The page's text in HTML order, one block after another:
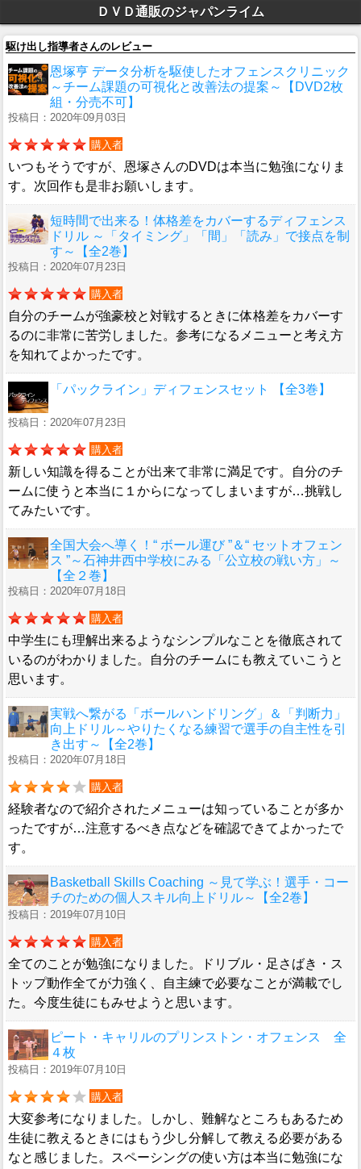
ＤＶＤ通販のジャパンライム
駆け出し指導者さんのレビュー
恩塚亨 データ分析を駆使したオフェンスクリニック
～チーム課題の可視化と改善法の提案～【DVD2枚
組・分売不可】
投稿日：2020年09月03日
購入者
いつもそうですが、恩塚さんのDVDは本当に勉強になりま
す。次回作も是非お願いします。
短時間で出来る！体格差をカバーするディフェンス
ドリル ～「タイミング」「間」「読み」で接点を制
す～【全2巻】
投稿日：2020年07月23日
購入者
自分のチームが強豪校と対戦するときに体格差をカバーす
るのに非常に苦労しました。参考になるメニューと考え方
を知れてよかったです。
「パックライン」ディフェンスセット 【全3巻】
投稿日：2020年07月23日
購入者
新しい知識を得ることが出来て非常に満足です。自分のチ
ームに使うと本当に１からになってしまいますが…挑戦し
てみたいです。
全国大会へ導く！“ ボール運び ”＆“ セットオフェン
ス ”～石神井西中学校にみる「公立校の戦い方」～
【全２巻】
投稿日：2020年07月18日
購入者
中学生にも理解出来るようなシンプルなことを徹底されて
いるのがわかりました。自分のチームにも教えていこうと
思います。
実戦へ繋がる「ボールハンドリング」＆「判断力」
向上ドリル～やりたくなる練習で選手の自主性を引
き出す～【全2巻】
投稿日：2020年07月18日
購入者
経験者なので紹介されたメニューは知っていることが多か
ったですが…注意するべき点などを確認できてよかったで
す。
Basketball Skills Coaching ～見て学ぶ！選手・コー
チのための個人スキル向上ドリル～【全2巻】
投稿日：2019年07月10日
購入者
全てのことが勉強になりました。ドリブル・足さばき・ス
トップ動作全てが力強く、自主練で必要なことが満載でし
た。今度生徒にもみせようと思います。
ピート・キャリルのプリンストン・オフェンス 全
４枚
投稿日：2019年07月10日
購入者
大変参考になりました。しかし、難解なところもあるため
生徒に教えるときにはもう少し分解して教える必要がある
なと感じました。スペーシングの使い方は本当に勉強にな